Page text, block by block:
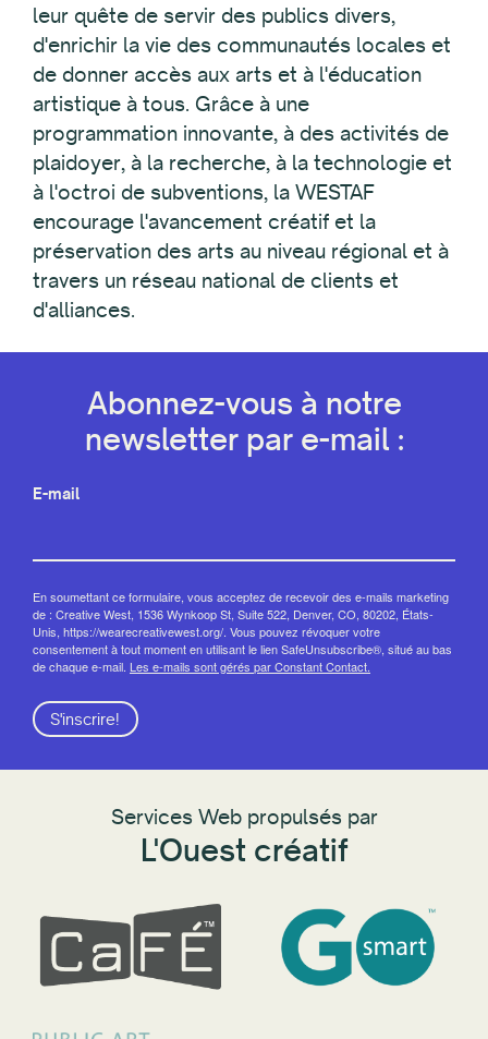
leur quête de servir des publics divers,
d'enrichir la vie des communautés locales et
de donner accès aux arts et à l'éducation
artistique à tous. Grâce à une
programmation innovante, à des activités de
plaidoyer, à la recherche, à la technologie et
à l'octroi de subventions, la WESTAF
encourage l'avancement créatif et la
préservation des arts au niveau régional et à
travers un réseau national de clients et
d'alliances.
Abonnez-vous à notre
newsletter par e-mail :
E-mail
En soumettant ce formulaire, vous acceptez de recevoir des e-mails marketing
de : Creative West, 1536 Wynkoop St, Suite 522, Denver, CO, 80202, États-
Unis, https://wearecreativewest.org/. Vous pouvez révoquer votre
consentement à tout moment en utilisant le lien SafeUnsubscribe®, situé au bas
de chaque e-mail. Les e-mails sont gérés par Constant Contact.
S'inscrire!
Services Web propulsés par
L'Ouest créatif